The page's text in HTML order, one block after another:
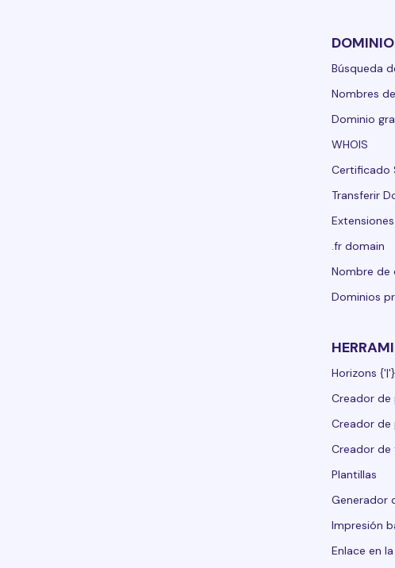
DOMINIO
Búsqueda
Nombres
Dominio
WHOIS
Certificado
Transferir
.fr domain
Nombre de
Dominios
Horizons
Creador de
Creador de
Creador de
Plantillas
Generador
Impresión
Enlace en